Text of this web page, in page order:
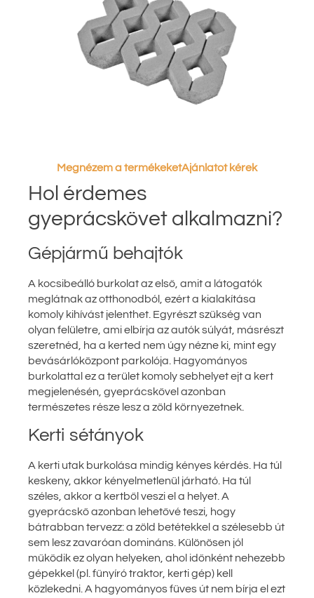
Megnézem a termékeketAjánlatot kérek
Hol érdemes
gyeprácskövet alkalmazni?
Gépjármű behajtók
A kocsibeálló burkolat az első, amit a látogatók
meglátnak az otthonodból, ezért a kialakítása
komoly kihívást jelenthet. Egyrészt szükség van
olyan felületre, ami elbírja az autók súlyát, másrészt
szeretnéd, ha a kerted nem úgy nézne ki, mint egy
bevásárlóközpont parkolója. Hagyományos
burkolattal ez a terület komoly sebhelyet ejt a kert
megjelenésén, gyeprácskővel azonban
természetes része lesz a zöld környezetnek.
Kerti sétányok
A kerti utak burkolása mindig kényes kérdés. Ha túl
keskeny, akkor kényelmetlenül járható. Ha túl
széles, akkor a kertből veszi el a helyet. A
gyeprácskő azonban lehetővé teszi, hogy
bátrabban tervezz: a zöld betétekkel a szélesebb út
sem lesz zavaróan domináns. Különösen jól
működik ez olyan helyeken, ahol időnként nehezebb
gépekkel (pl. fűnyíró traktor, kerti gép) kell
közlekedni. A hagyományos füves út nem bírja el ezt